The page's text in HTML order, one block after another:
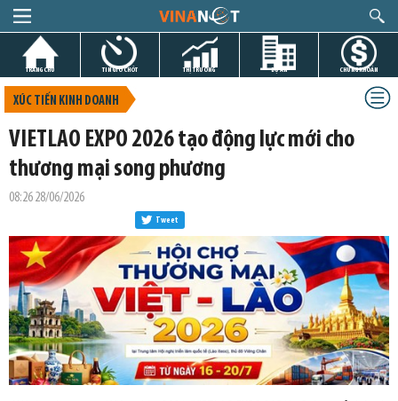
TRANG CHỦ TIN GIỜ CHÓT THỊ TRƯỜNG DỰ ÁN CHỨNG KHOÁN
XÚC TIẾN KINH DOANH
VIETLAO EXPO 2026 tạo động lực mới cho
thương mại song phương
08:26 28/06/2026
Tweet